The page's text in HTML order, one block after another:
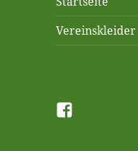
Vereinskleider
Facebook